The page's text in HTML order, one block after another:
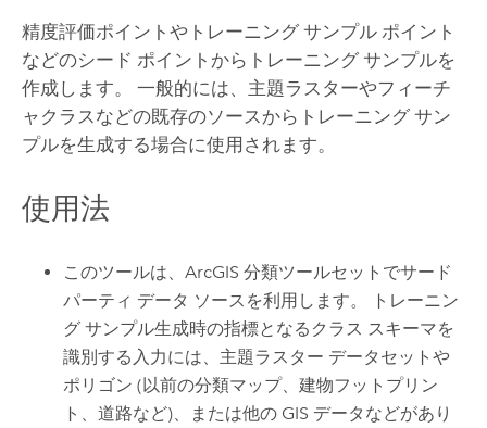
精度評価ポイントやトレーニング サンプル ポイント
などのシード ポイントからトレーニング サンプルを
作成します。 一般的には、主題ラスターやフィーチ
ャクラスなどの既存のソースからトレーニング サン
プルを生成する場合に使用されます。
使用法
このツールは、ArcGIS 分類ツールセットでサード
パーティ データ ソースを利用します。 トレーニン
グ サンプル生成時の指標となるクラス スキーマを
識別する入力には、主題ラスター データセットや
ポリゴン (以前の分類マップ、建物フットプリン
ト、道路など)、または他の GIS データなどがあり